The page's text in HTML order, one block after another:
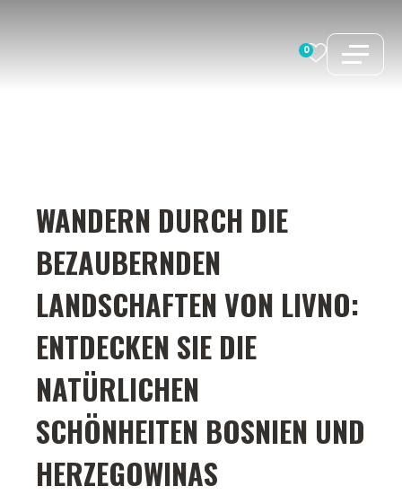
0
WANDERN DURCH DIE
BEZAUBERNDEN
LANDSCHAFTEN VON LIVNO:
ENTDECKEN SIE DIE
NATÜRLICHEN
SCHÖNHEITEN BOSNIEN UND
HERZEGOWINAS